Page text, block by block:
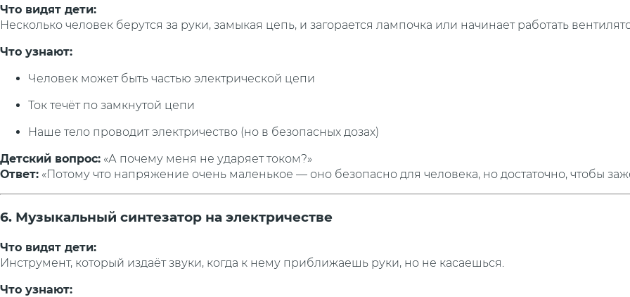
Что видят дети:
Несколько человек берутся за руки, замыкая цепь, и загорается лампочка или начинает работать
Что узнают:
Человек может быть частью электрической цепи
Ток течёт по замкнутой цепи
Наше тело проводит электричество (но в безопасных дозах)
Детский вопрос: «А почему меня не ударяет током?»
Ответ: «Потому что напряжение очень маленькое — оно безопасно для человека, но достаточно, чтобы
6. Музыкальный синтезатор на электричестве
Что видят дети:
Инструмент, который издаёт звуки, когда к нему приближаешь руки, но не касаешься.
Что узнают: